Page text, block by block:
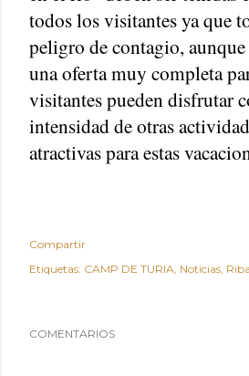
todos los visitantes ya que
peligro de contagio,
una oferta muy completa
visitantes pueden disfrutar
intensidad de otras
atractivas para estas
Compartir
Etiquetas: CAMP DE TURIA Noticias
COMENTARIOS